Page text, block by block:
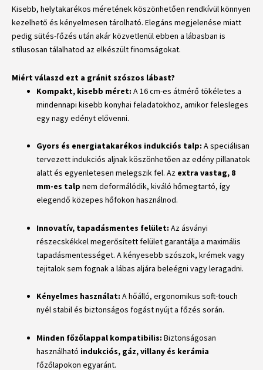
Kisebb, helytakarékos méretének köszönhetően rendkívül könnyen
kezelhető és kényelmesen tárolható. Elegáns megjelenése miatt
pedig sütés-főzés után akár közvetlenül ebben a lábasban is
stílusosan tálalhatod az elkészült finomságokat.
Miért válaszd ezt a gránit szószos lábast?
Kompakt, kisebb méret: A 16 cm-es átmérő tökéletes a
mindennapi kisebb konyhai feladatokhoz, amikor felesleges
egy nagy edényt elővenni.
Gyors és energiatakarékos indukciós talp: A speciálisan
tervezett indukciós aljnak köszönhetően az edény pillanatok
alatt és egyenletesen melegszik fel. Az extra vastag, 8
mm-es talp nem deformálódik, kiváló hőmegtartó, így
elegendő közepes hőfokon használnod.
Innovatív, tapadásmentes felület: Az ásványi
részecskékkel megerősített felület garantálja a maximális
tapadásmentességet. A kényesebb szószok, krémek vagy
tejitalok sem fognak a lábas aljára beleégni vagy leragadni.
Kényelmes használat: A hőálló, ergonomikus soft-touch
nyél stabil és biztonságos fogást nyújt a főzés során.
Minden főzőlappal kompatibilis: Biztonságosan
használható indukciós, gáz, villany és kerámia
főzőlapokon egyaránt.